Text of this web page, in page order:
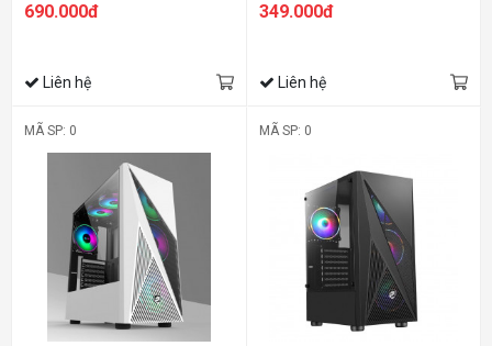
690.000đ
Liên hệ
349.000đ
Liên hệ
MÃ SP: 0 MÃ SP: 0